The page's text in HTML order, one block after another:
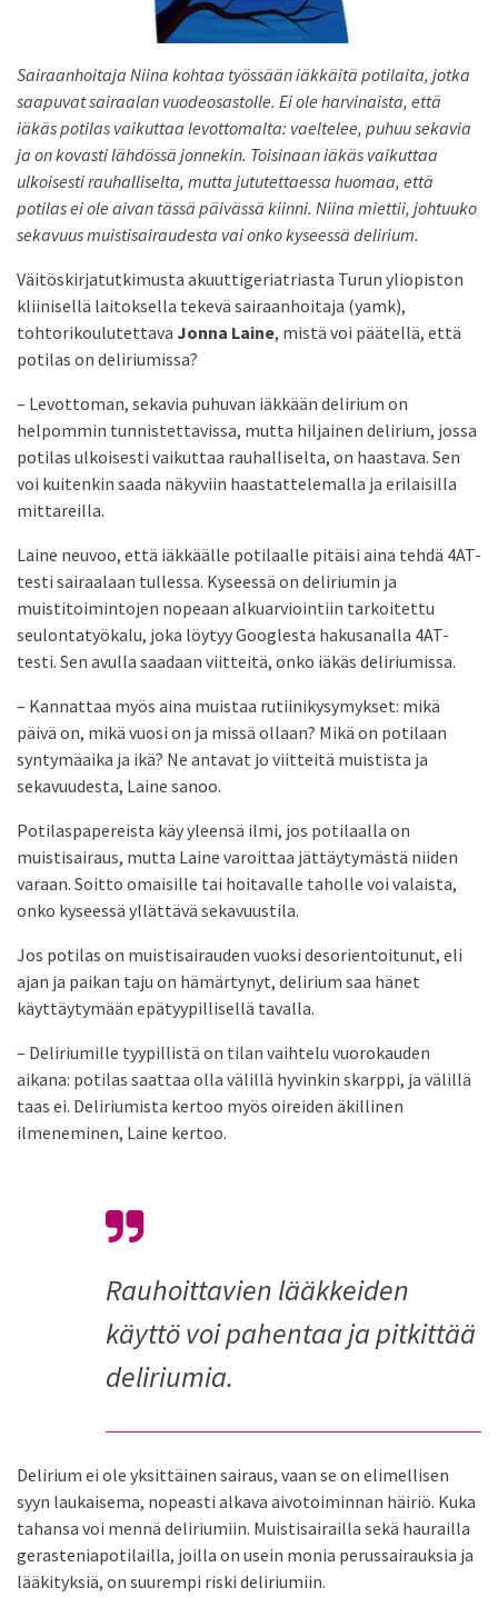
Sairaanhoitaja Niina kohtaa työssään iäkkäitä potilaita, jotka
saapuvat sairaalan vuodeosastolle. Ei ole harvinaista, että
iäkäs potilas vaikuttaa levottomalta: vaeltelee, puhuu sekavia
ja on kovasti lähdössä jonnekin. Toisinaan iäkäs vaikuttaa
ulkoisesti rauhalliselta, mutta jututettaessa huomaa, että
potilas ei ole aivan tässä päivässä kiinni. Niina miettii, johtuuko
sekavuus muistisairaudesta vai onko kyseessä delirium.
Väitöskirjatutkimusta akuuttigeriatriasta Turun yliopiston
kliinisellä laitoksella tekevä sairaanhoitaja (yamk),
tohtorikoulutettava Jonna Laine, mistä voi päätellä, että
potilas on deliriumissa?
– Levottoman, sekavia puhuvan iäkkään delirium on
helpommin tunnistettavissa, mutta hiljainen delirium, jossa
potilas ulkoisesti vaikuttaa rauhalliselta, on haastava. Sen
voi kuitenkin saada näkyviin haastattelemalla ja erilaisilla
mittareilla.
Laine neuvoo, että iäkkäälle potilaalle pitäisi aina tehdä 4AT-
testi sairaalaan tullessa. Kyseessä on deliriumin ja
muistitoimintojen nopeaan alkuarviointiin tarkoitettu
seulontatyökalu, joka löytyy Googlesta hakusanalla 4AT-
testi. Sen avulla saadaan viitteitä, onko iäkäs deliriumissa.
– Kannattaa myös aina muistaa rutiinikysymykset: mikä
päivä on, mikä vuosi on ja missä ollaan? Mikä on potilaan
syntymäaika ja ikä? Ne antavat jo viitteitä muistista ja
sekavuudesta, Laine sanoo.
Potilaspapereista käy yleensä ilmi, jos potilaalla on
muistisairaus, mutta Laine varoittaa jättäytymästä niiden
varaan. Soitto omaisille tai hoitavalle taholle voi valaista,
onko kyseessä yllättävä sekavuustila.
Jos potilas on muistisairauden vuoksi des­orientoitunut, eli
ajan ja paikan taju on hämärtynyt, delirium saa hänet
käyttäytymään epätyypillisellä tavalla.
– Deliriumille tyypillistä on tilan vaihtelu vuorokauden
aikana: potilas saattaa olla välillä hyvinkin skarppi, ja välillä
taas ei. Deliriumista kertoo myös oireiden äkillinen
ilmeneminen, Laine kertoo.
Rauhoittavien lääkkeiden
käyttö voi pahentaa ja pitkittää
deliriumia.
Delirium ei ole yksittäinen sairaus, vaan se on elimellisen
syyn laukaisema, nopeasti alkava aivotoiminnan häiriö. Kuka
tahansa voi mennä deliriumiin. Muistisairailla sekä haurailla
gerasteniapotilailla, joilla on usein monia perussairauksia ja
lääkityksiä, on suurempi riski deliriumiin.